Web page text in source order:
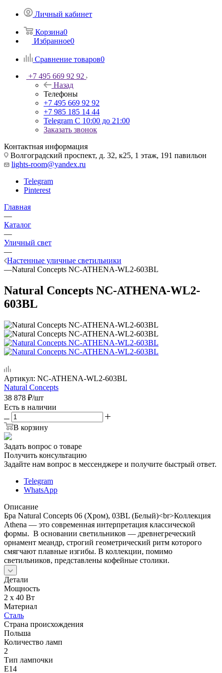
Личный кабинет
Корзина0
Избранное0
Сравнение товаров0
+7 495 669 92 92
Назад
Телефоны
+7 495 669 92 92
+7 985 185 14 44
Telegram С 10:00 до 21:00
Заказать звонок
Контактная информация
Волгоградский проспект, д. 32, к25, 1 этаж, 191 павильон
lights-room@yandex.ru
Telegram
Pinterest
Главная
—
Каталог
—
Уличный свет
—
Настенные уличные светильники
—Natural Concepts NC-ATHENA-WL2-603BL
Natural Concepts NC-ATHENA-WL2-
603BL
Артикул: NC-ATHENA-WL2-603BL
Natural Concepts
38 878 ₽/шт
Есть в наличии
В корзину
Задать вопрос о товаре
Получить консультацию
Задайте нам вопрос в мессенджере и получите быстрый ответ.
Telegram
WhatsApp
Описание
Бра Natural Concepts 06 (Хром), 03BL (Белый)<br>Коллекция
Аthena — это современная интерпретация классической
формы. В основании светильников — древнегреческий
орнамент меандр, строгий геометрический ритм которого
смягчают плавные изгибы. В коллекции, помимо
светильников, представлены кофейные столики.
Детали
Мощность
2 x 40 Вт
Материал
Сталь
Страна происхождения
Польша
Количество ламп
2
Тип лампочки
E14